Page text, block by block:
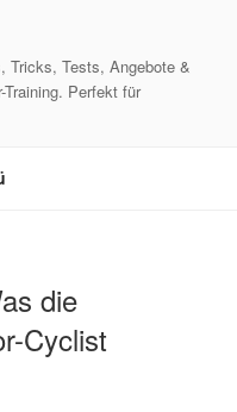
Tricks, Tests, Angebote &
Perfekt für
die
Cyclist